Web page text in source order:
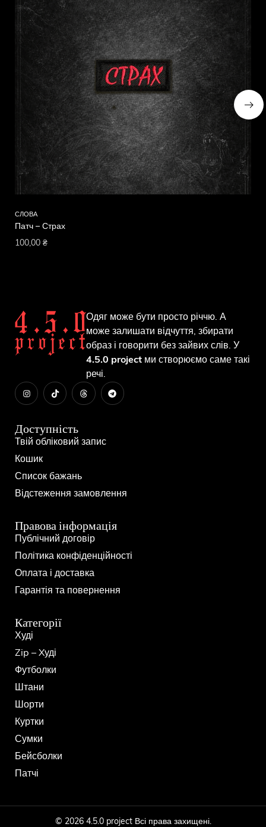
СЛОВА
Патч – Страх
100,00 ₴
Одяг може бути просто річчю. А
може залишати відчуття, збирати
образ і говорити без зайвих слів. У
4.5.0 project ми створюємо саме такі
речі.
Доступність
Твій обліковий запис
Кошик
Список бажань
Відстеження замовлення
Правова інформація
Публічний договір
Політика конфіденційності
Оплата і доставка
Гарантія та повернення
Категорії
Худі
Zip – Xуді
Футболки
Штани
Шорти
Куртки
Сумки
Бейсболки
Патчі
© 2026 4.5.0 project Всі права захищені.